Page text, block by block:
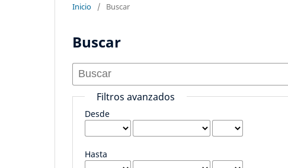
Inicio / Buscar
Buscar
Filtros avanzados
Desde
Hasta